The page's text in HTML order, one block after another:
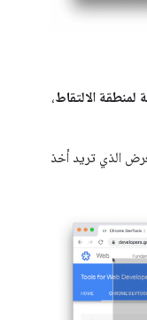
الالتقاط،
الذي تريد أخذ